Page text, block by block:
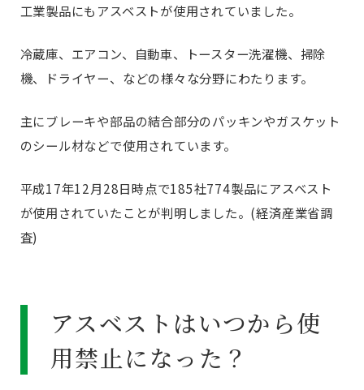
工業製品にもアスベストが使用されていました。
冷蔵庫、エアコン、自動車、トースター洗濯機、掃除
機、ドライヤー、などの様々な分野にわたります。
主にブレーキや部品の結合部分のパッキンやガスケット
のシール材などで使用されています。
平成17年12月28日時点で185社774製品にアスベスト
が使用されていたことが判明しました。(経済産業省調
査)
アスベストはいつから使
用禁止になった？